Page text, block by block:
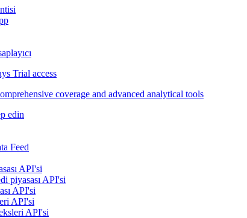
Trial access
coverage and advanced analytical tools
edin
Feed
API'si
piyasası API'si
API'si
API'si
API'si